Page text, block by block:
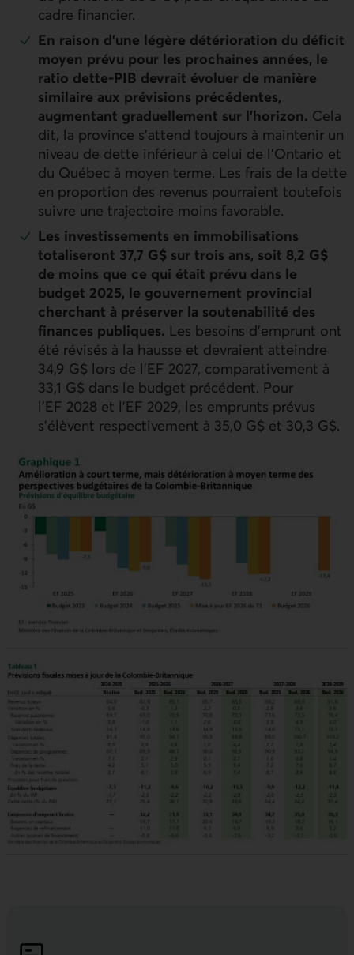
cadre financier.
En raison d’une légère détérioration du déficit
moyen prévu pour les prochaines années, le
ratio dette‑PIB devrait évoluer de manière
similaire aux prévisions précédentes,
augmentant graduellement sur l’horizon. Cela
dit, la province s’attend toujours à maintenir un
niveau de dette inférieur à celui de l’Ontario et
du Québec à moyen terme. Les frais de la dette
en proportion des revenus pourraient toutefois
suivre une trajectoire moins favorable.
Les investissements en immobilisations
totaliseront 37,7 G$ sur trois ans, soit 8,2 G$
de moins que ce qui était prévu dans le
budget 2025, le gouvernement provincial
cherchant à préserver la soutenabilité des
finances publiques. Les besoins d’emprunt ont
été révisés à la hausse et devraient atteindre
34,9 G$ lors de l’EF 2027, comparativement à
33,1 G$ dans le budget précédent. Pour
l’EF 2028 et l’EF 2029, les emprunts prévus
s’élèvent respectivement à 35,0 G$ et 30,3 G$.